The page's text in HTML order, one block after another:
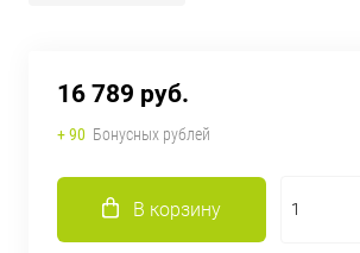
16 789 руб.
+ 90 Бонусных рублей
В корзину